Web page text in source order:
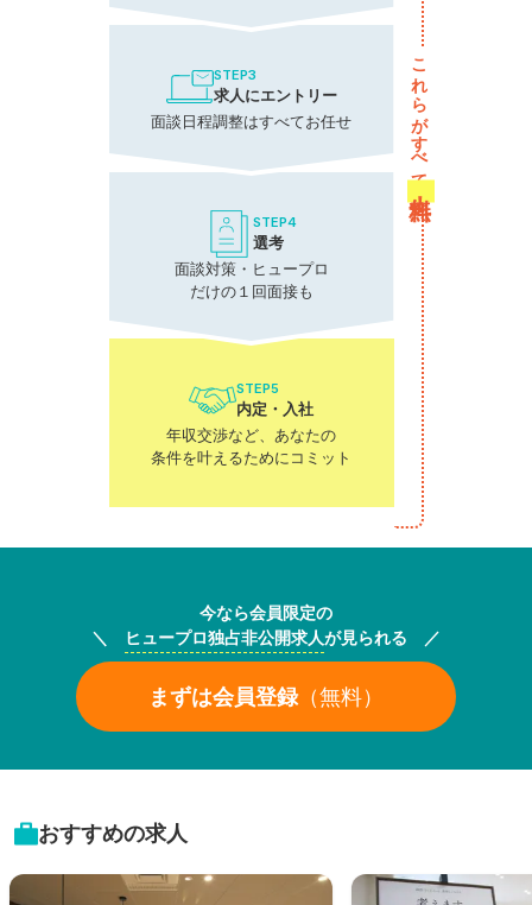
STEP3
求人にエントリー
面談日程調整はすべてお任せ
STEP4
選考
面談対策・ヒュープロ
だけの１回面接も
STEP5
内定・入社
年収交渉など、あなたの
条件を叶えるためにコミット
これらがすべて
無料！
今なら会員限定の
＼
ヒュープロ独占非公開求人が見られる ／
まずは会員登録（無料）
おすすめの求人